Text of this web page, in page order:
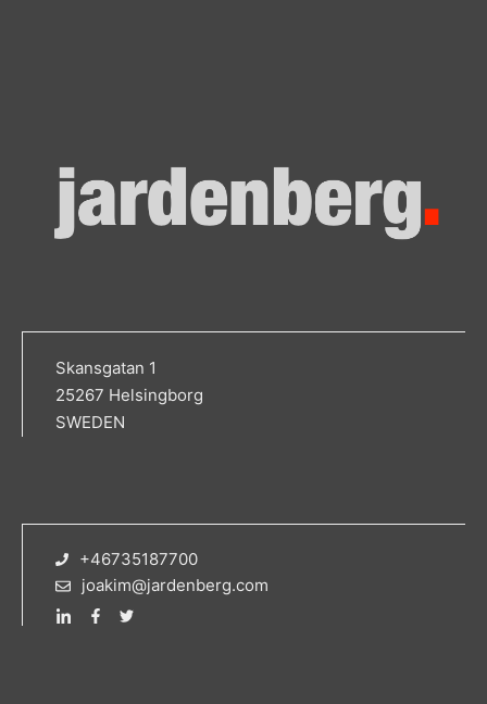
Skansgatan 1
25267 Helsingborg
SWEDEN
+46735187700
joakim@jardenberg.com